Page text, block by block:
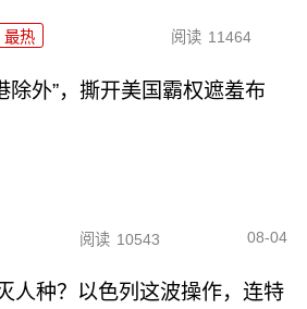
最热 阅读 11464
除外”，撕开美国霸权遮羞布
阅读 10543 08-04
人种？以色列这波操作，连特